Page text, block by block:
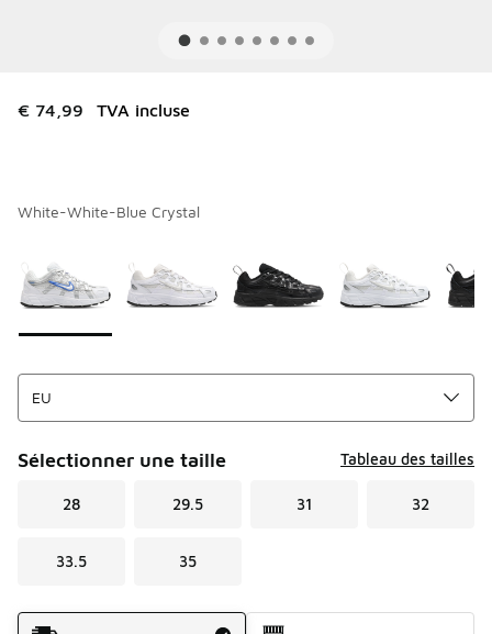
€ 74,99 TVA incluse
White-White-Blue Crystal
Sélectionner une taille Tableau des tailles
28 29.5 31 32
33.5 35
Mode d'expédition